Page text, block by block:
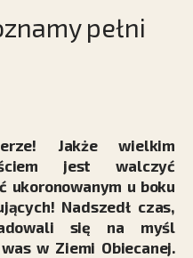
pełni
Jakże wielkim
jest walczyć
ukoronowanym u boku
Nadszedł czas,
się na myśl
w Ziemi Obiecanej.